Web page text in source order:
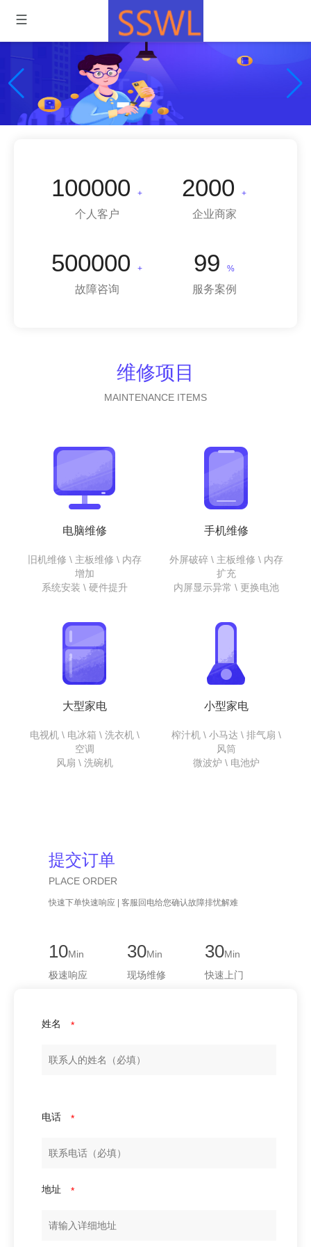
专业维修，我们值得信赖！
100000 +
个人客户
2000 +
企业商家
500000 +
故障咨询
99 %
服务案例
维修项目
MAINTENANCE ITEMS
电脑维修
旧机维修 \ 主板维修 \ 内存
增加
系统安装 \ 硬件提升
手机维修
外屏破碎 \ 主板维修 \ 内存
扩充
内屏显示异常 \ 更换电池
大型家电
电视机 \ 电冰箱 \ 洗衣机 \
空调
风扇 \ 洗碗机
小型家电
榨汁机 \ 小马达 \ 排气扇 \
风筒
微波炉 \ 电池炉
提交订单
PLACE ORDER
快速下单快速响应 | 客服回电给您确认故障排忧解难
10Min
极速响应
30Min
现场维修
30Min
快速上门
姓名 *
电话 *
地址 *